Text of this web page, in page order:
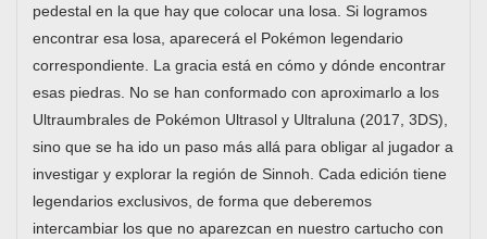
pedestal en la que hay que colocar una losa. Si logramos
encontrar esa losa, aparecerá el Pokémon legendario
correspondiente. La gracia está en cómo y dónde encontrar
esas piedras. No se han conformado con aproximarlo a los
Ultraumbrales de Pokémon Ultrasol y Ultraluna (2017, 3DS),
sino que se ha ido un paso más allá para obligar al jugador a
investigar y explorar la región de Sinnoh. Cada edición tiene
legendarios exclusivos, de forma que deberemos
intercambiar los que no aparezcan en nuestro cartucho con